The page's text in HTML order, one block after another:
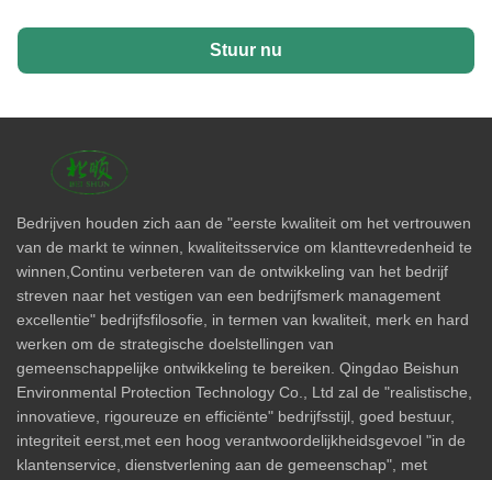
Stuur nu
Bedrijven houden zich aan de "eerste kwaliteit om het vertrouwen
van de markt te winnen, kwaliteitsservice om klanttevredenheid te
winnen,Continu verbeteren van de ontwikkeling van het bedrijf
streven naar het vestigen van een bedrijfsmerk management
excellentie" bedrijfsfilosofie, in termen van kwaliteit, merk en hard
werken om de strategische doelstellingen van
gemeenschappelijke ontwikkeling te bereiken. Qingdao Beishun
Environmental Protection Technology Co., Ltd zal de "realistische,
innovatieve, rigoureuze en efficiënte" bedrijfsstijl, goed bestuur,
integriteit eerst,met een hoog verantwoordelijkheidsgevoel "in de
klantenservice, dienstverlening aan de gemeenschap", met